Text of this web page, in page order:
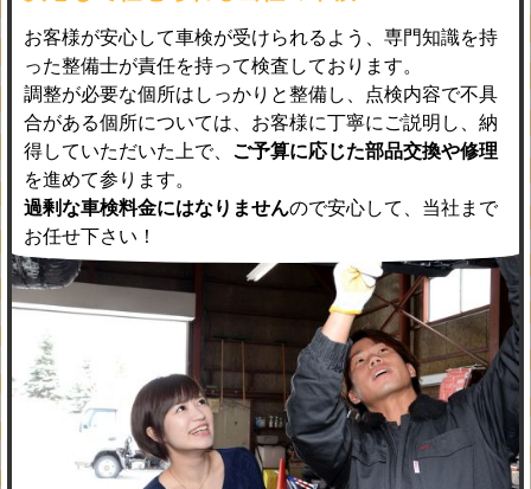
お客様が安心して車検が受けられるよう、専門知識を持
った整備士が責任を持って検査しております。
調整が必要な個所はしっかりと整備し、点検内容で不具
合がある個所については、お客様に丁寧にご説明し、納
得していただいた上で、 ご予算に応じた部品交換や修理
を進めて参ります。
過剰な車検料金にはなりませんので安心して、当社まで
お任せ下さい！